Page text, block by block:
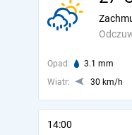
Opad: 3.1 mm
Wiatr:
30 km/h
14:00